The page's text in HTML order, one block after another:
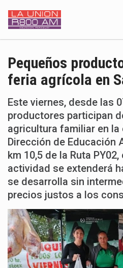
Pequeños
feria agrícola en
Este viernes, desde las
productores participan
agricultura familiar en la
Dirección de Educación
km 10,5 de la Ruta
actividad se extenderá
se desarrolla sin
precios justos a los